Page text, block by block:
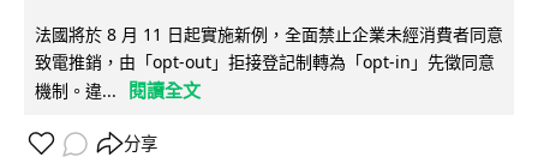
法國將於 8 月 11 日起實施新例，全面禁止企業未經消費者同意
致電推銷，由「opt-out」拒接登記制轉為「opt-in」先徵同意
機制。違...
閱讀全文
分享